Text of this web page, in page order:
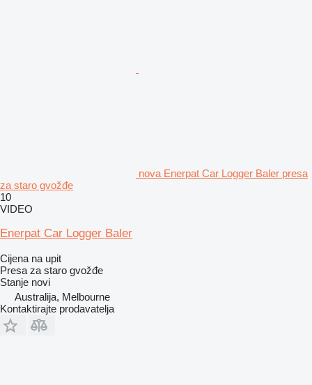
nova Enerpat Car Logger Baler presa
za staro gvožđe
10
VIDEO
Enerpat Car Logger Baler
Cijena na upit
Presa za staro gvožđe
Stanje novi
Australija, Melbourne
Kontaktirajte prodavatelja